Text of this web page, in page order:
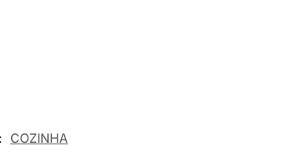
COZINHA